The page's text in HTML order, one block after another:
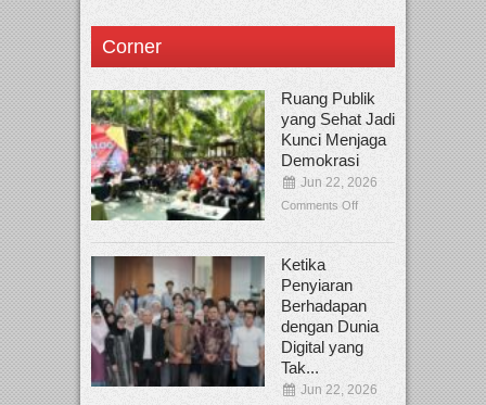
Corner
Ruang Publik
yang Sehat Jadi
Kunci Menjaga
Demokrasi
Jun 22, 2026
Comments Off
Ketika
Penyiaran
Berhadapan
dengan Dunia
Digital yang
Tak...
Jun 22, 2026